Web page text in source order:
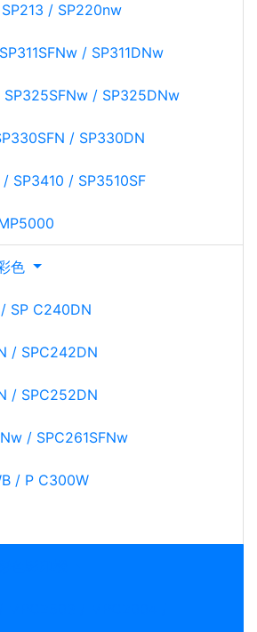
/ SP220nw
/ SP311DNw
SP325SFNw / SP325DNw
/ SP330DN
SP3410 / SP3510SF
色
SP C240DN
/ SPC242DN
/ SPC252DN
/ SPC261SFNw
/ P C300W